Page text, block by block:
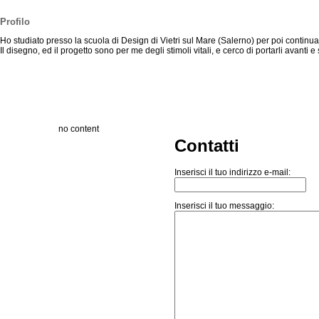
Profilo
Ho studiato presso la scuola di Design di Vietri sul Mare (Salerno) per poi
Il disegno, ed il progetto sono per me degli stimoli vitali, e cerco di portarli avanti
no content
Contatti
Inserisci il tuo indirizzo e-mail:
Inserisci il tuo messaggio: